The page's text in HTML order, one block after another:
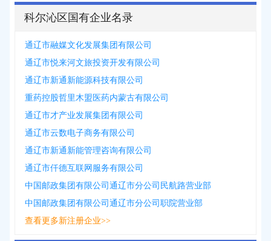
科尔沁区国有企业名录
通辽市融媒文化发展集团有限公司
通辽市悦来河文旅投资开发有限公司
通辽市新通新能源科技有限公司
重药控股哲里木盟医药内蒙古有限公司
通辽市才产业发展集团有限公司
通辽市云数电子商务有限公司
通辽市新通新能管理咨询有限公司
通辽市仟德互联网服务有限公司
中国邮政集团有限公司通辽市分公司民航路营业部
中国邮政集团有限公司通辽市分公司职院营业部
查看更多新注册企业>>